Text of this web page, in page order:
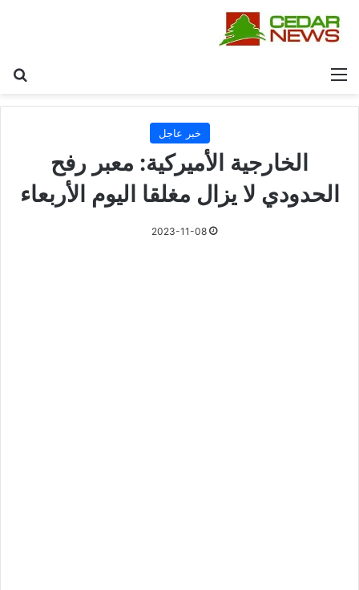
القائمة
خبر عاجل
الخارجية الأميركية: معبر رفح
الحدودي لا يزال مغلقا اليوم الأربعاء
2023-11-08